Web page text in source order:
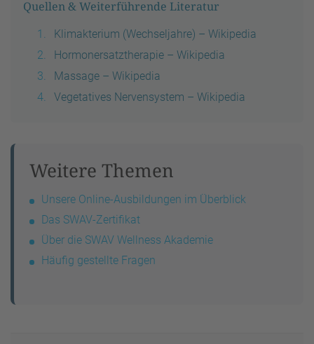
Quellen & Weiterführende Literatur
Klimakterium (Wechseljahre) – Wikipedia
Hormonersatztherapie – Wikipedia
Massage – Wikipedia
Vegetatives Nervensystem – Wikipedia
Weitere Themen
Unsere Online-Ausbildungen im Überblick
Das SWAV-Zertifikat
Über die SWAV Wellness Akademie
Häufig gestellte Fragen